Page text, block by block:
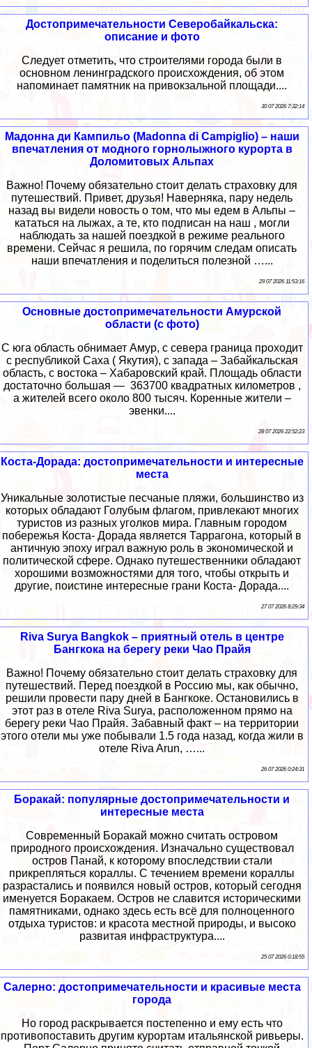
Достопримечательности Северобайкальска:
описание и фото
Следует отметить, что строителями города были в
основном ленинградского происхождения, об этом
напоминает памятник на привокзальной площади....
30 07 2026 7:32:14
Мадонна ди Кампильо (Madonna di Campiglio) – наши
впечатления от модного горнолыжного курорта в
Доломитовых Альпах
Важно! Почему обязательно стоит делать страховку для
путешествий. Привет, друзья! Наверняка, пару недель
назад вы видели новость о том, что мы едем в Альпы –
кататься на лыжах, а те, кто подписан на наш , могли
наблюдать за нашей поездкой в режиме реального
времени. Сейчас я решила, по горячим следам описать
наши впечатления и поделиться полезной …...
29 07 2026 11:53:16
Основные достопримечательности Амурской
области (с фото)
С юга область обнимает Амур, с севера граница проходит
с республикой Саха ( Якутия), с запада – Забайкальская
область, с востока – Хабаровский край. Площадь области
достаточно большая — 363700 квадратных километров ,
а жителей всего около 800 тысяч. Коренные жители –
эвенки....
28 07 2026 22:52:23
Коста-Дорада: достопримечательности и интересные
места
Уникальные золотистые песчаные пляжи, большинство из
которых обладают Голубым флагом, привлекают многих
туристов из разных уголков мира. Главным городом
побережья Коста- Дорада является Таррагона, который в
античную эпоху играл важную роль в экономической и
политической сфере. Однако путешественники обладают
хорошими возможностями для того, чтобы открыть и
другие, поистине интересные грани Коста- Дорада....
27 07 2026 8:29:34
Riva Surya Bangkok – приятный отель в центре
Бангкока на берегу реки Чао Прайя
Важно! Почему обязательно стоит делать страховку для
путешествий. Перед поездкой в Россию мы, как обычно,
решили провести пару дней в Бангкоке. Остановились в
этот раз в отеле Riva Surya, расположенном прямо на
берегу реки Чао Прайя. Забавный факт – на территории
этого отели мы уже побывали 1.5 года назад, когда жили в
отеле Riva Arun, …...
26 07 2026 0:24:31
Боракай: популярные достопримечательности и
интересные места
Современный Боракай можно считать островом
природного происхождения. Изначально существовал
остров Панай, к которому впоследствии стали
прикрепляться кораллы. С течением времени кораллы
разрастались и появился новый остров, который сегодня
именуется Боракаем. Остров не славится историческими
памятниками, однако здесь есть всё для полноценного
отдыха туристов: и красота местной природы, и высоко
развитая инфраструктура....
25 07 2026 0:18:55
Салерно: достопримечательности и красивые места
города
Но город раскрывается постепенно и ему есть что
противопоставить другим курортам итальянской ривьеры.